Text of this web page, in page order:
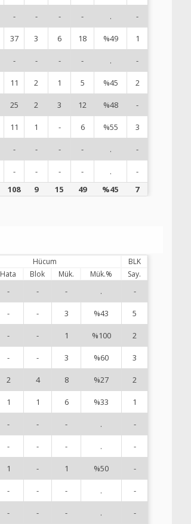
- - - - . -
37 3 6 18 %49 1
- - - - . -
11 2 1 5 %45 2
25 2 3 12 %48 -
11 1 - 6 %55 3
- - - - . -
- - - - .
-
108 9 15 49 %45 7
Hücum
BLK
Hata Blok Mük. Mük.% Say.
- - - . -
- - 3 %43 5
- - 1 %100 2
- - 3 %60 3
2 4 8 %27 2
1 1 6 %33 1
- - - . -
- - - . -
1 - 1 %50 -
- - - . -
- - - . -